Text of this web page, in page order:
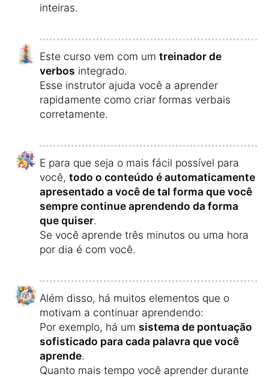
inteiras.
Este curso vem com um treinador de
verbos integrado.
Esse instrutor ajuda você a aprender
rapidamente como criar formas verbais
corretamente.
E para que seja o mais fácil possível para
você, todo o conteúdo é automaticamente
apresentado a você de tal forma que você
sempre continue aprendendo da forma
que quiser.
Se você aprende três minutos ou uma hora
por dia é com você.
Além disso, há muitos elementos que o
motivam a continuar aprendendo:
Por exemplo, há um sistema de pontuação
sofisticado para cada palavra que você
aprende.
Quanto mais tempo você aprender durante